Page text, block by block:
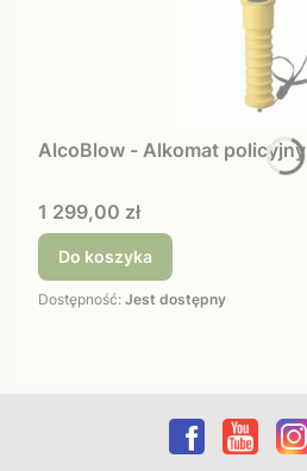
AlcoBlow - Alkomat policyjny
Cena
1 299,00 zł
Do koszyka
Dostępność: Jest dostępny